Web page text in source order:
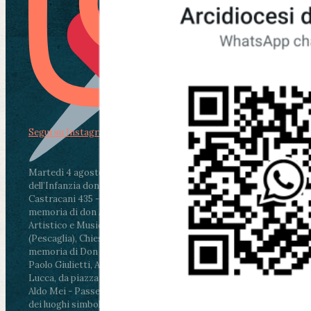
Martedì 4 agosto2026
ore 11:30 - Lucca, Scuola
dell’Infanzia don Aldo Mei - Viale Castruccio
Castracani 435 - Inaugurazione murales in
memoria di don Aldo Mei curato dal Liceo
Artistico e Musicale “Passaglia”
ore 18 - Fiano
(Pescaglia), Chiesa parrocchiale - Messa in
memoria di Don Aldo Mei celebrata da mons.
Paolo Giulietti, Arcivescovo di Lucca
ore 20.30 -
Lucca, da piazza San Michele al Cippo di don
Aldo Mei - Passeggiata della Memoria in alcuni
dei luoghi simbolo della città. Ritrovo alle ore
Segui su Instagram